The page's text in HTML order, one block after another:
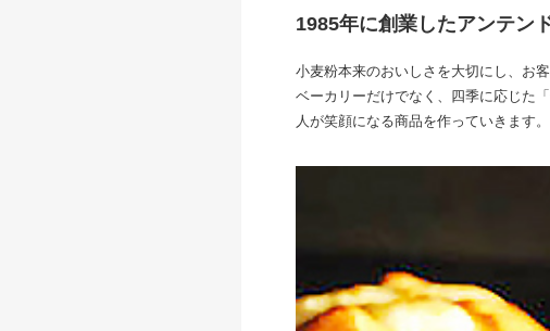
1985年に創業したアンテンド
小麦粉本来のおいしさを大切にし、お
ベーカリーだけでなく、四季に応じた
人が笑顔になる商品を作っていきます。